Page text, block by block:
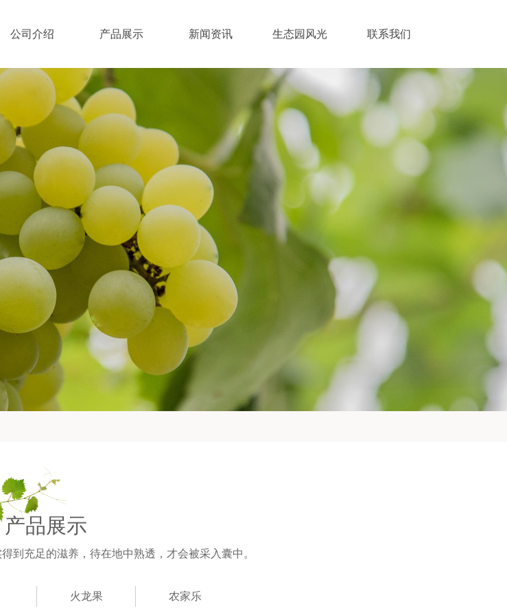
公司介绍 产品展示 新闻资讯 生态园风光 联系我们
产品展示
DISPLAY
产品展示
到充足的滋养，待在地中熟透，才会被采入囊中。
火龙果 农家乐